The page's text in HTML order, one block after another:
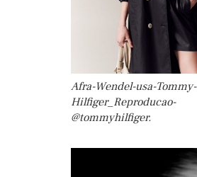
Afra-Wendel-usa-Tommy-
Hilfiger_Reproducao-
@tommyhilfiger.